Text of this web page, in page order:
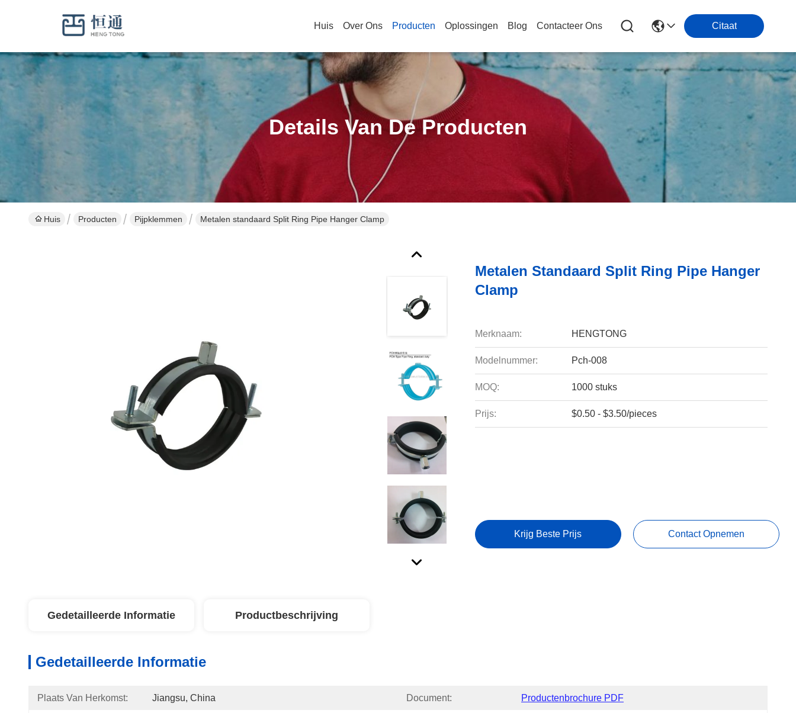
Huis Over Ons Producten Oplossingen Blog Contacteer Ons Citaat
Details Van De Producten
Huis Producten Pijpklemmen Metalen standaard Split Ring Pipe Hanger Clamp
Metalen Standaard Split Ring Pipe Hanger
Clamp
Merknaam: HENGTONG
Modelnummer: Pch-008
MOQ: 1000 stuks
Prijs: $0.50 - $3.50/pieces
Krijg Beste Prijs Contact Opnemen
Gedetailleerde Informatie Productbeschrijving
Gedetailleerde Informatie
Plaats Van Herkomst: Jiangsu, China Document: Productenbrochure PDF